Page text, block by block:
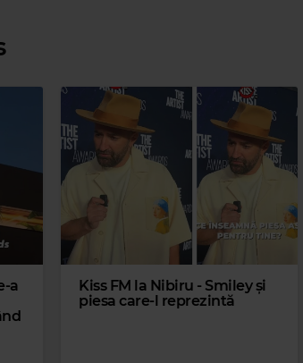
a
Kiss FM la Nibiru - Smiley și
piesa care-l reprezintă